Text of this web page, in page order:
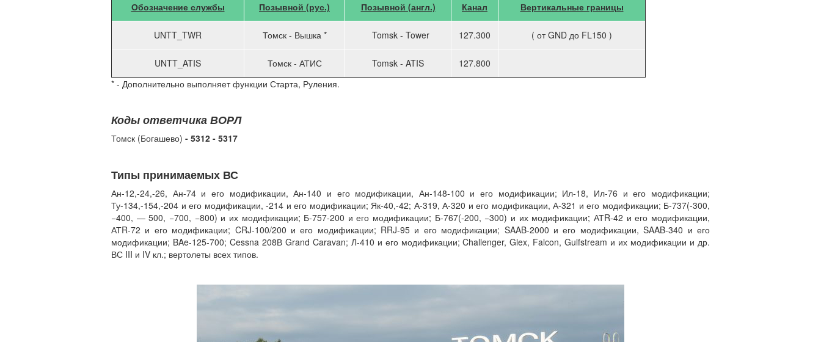
Обозначение службы Позывной (рус.) Позывной (англ.) Канал Вертикальные границы
UNTT_TWR Томск - Вышка * Tomsk - Tower 127.300 ( от GND до FL150 )
UNTT_ATIS Томск - АТИС Tomsk - ATIS
127.800
* - Дополнительно выполняет функции Старта, Руления.
Коды ответчика ВОРЛ
Томск (Богашево) - 5312 - 5317
Типы принимаемых ВС
Ан-12,-24,-26, Ан-74 и его модификации, Ан-140 и его модификации, Ан-148-100 и его модификации; Ил-18, Ил-76 и его модификации;
Ту-134,-154,-204 и его модификации, -214 и его модификации; Як-40,-42; А-319, А-320 и его модификации, А-321 и его модификации; Б-737(-300,
−400, — 500, −700, −800) и их модификации; Б-757-200 и его модификации; Б-767(-200, −300) и их модификации; АТR-42 и его модификации,
АТR-72 и его модификации; CRJ-100/200 и его модификации; RRJ-95 и его модификации; SAAB-2000 и его модификации, SAAB-340 и его
модификации; BAe-125-700; Cessna 208В Grand Caravan; Л-410 и его модификации; Challenger, Glex, Falcon, Gulfstream и их модификации и др.
ВС III и IV кл.; вертолеты всех типов.